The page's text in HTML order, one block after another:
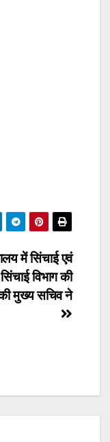
में सिंचाई एवं
विभाग की
की मुख्य सचिव ने